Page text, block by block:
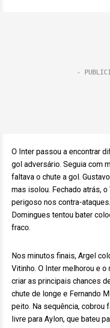
O Inter passou a encontrar
gol adversário. Seguia com
faltava o chute a gol.
mas isolou. Fechado atrás,
perigoso nos contra-
Domingues tentou bater
fraco.
Nos minutos finais, Argel
Vitinho. O Inter melhorou e
criar as principais chances
chute de longe e Fernando
peito. Na sequência, cobrou
livre para Aylon, que bateu